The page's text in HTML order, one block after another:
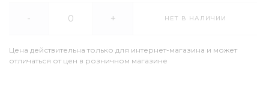
- + НЕТ В НАЛИЧИИ
Цена действительна только для интернет-магазина и может
отличаться от цен в розничном магазине